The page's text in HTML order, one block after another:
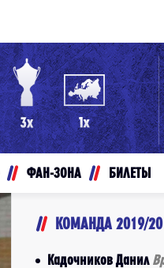
ФАН-ЗОНА БИЛЕТЫ
КОМАНДА 2019/20
Кадочников Данил